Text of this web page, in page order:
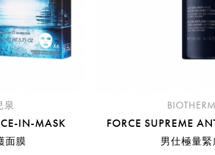
免稅品線上預訂服務限 國際線出境旅客
不同機場的下單時間皆不相同，細節
明。
泉
IN-MASK
面膜
FORCE SUPREME
男仕極量